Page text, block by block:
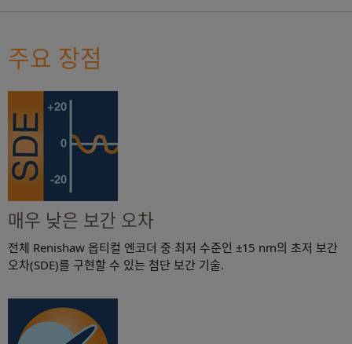
주요 장점
매우 낮은 보간 오차
전체 Renishaw 옵티컬 엔코더 중 최저 수준인 ±15 nm의 초저 보간
오차(SDE)를 구현할 수 있는 첨단 보간 기술.